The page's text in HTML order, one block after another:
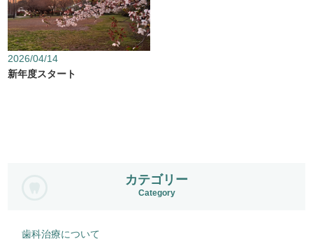
2026/04/14
新年度スタート
カテゴリー
Category
歯科治療について